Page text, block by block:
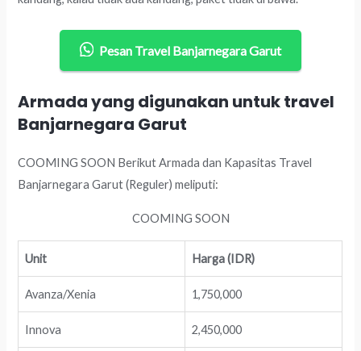
Pesan Travel Banjarnegara Garut
Armada yang digunakan untuk travel
Banjarnegara Garut
COOMING SOON Berikut Armada dan Kapasitas Travel
Banjarnegara Garut (Reguler) meliputi:
COOMING SOON
Unit Harga (IDR)
Avanza/Xenia 1,750,000
Innova 2,450,000